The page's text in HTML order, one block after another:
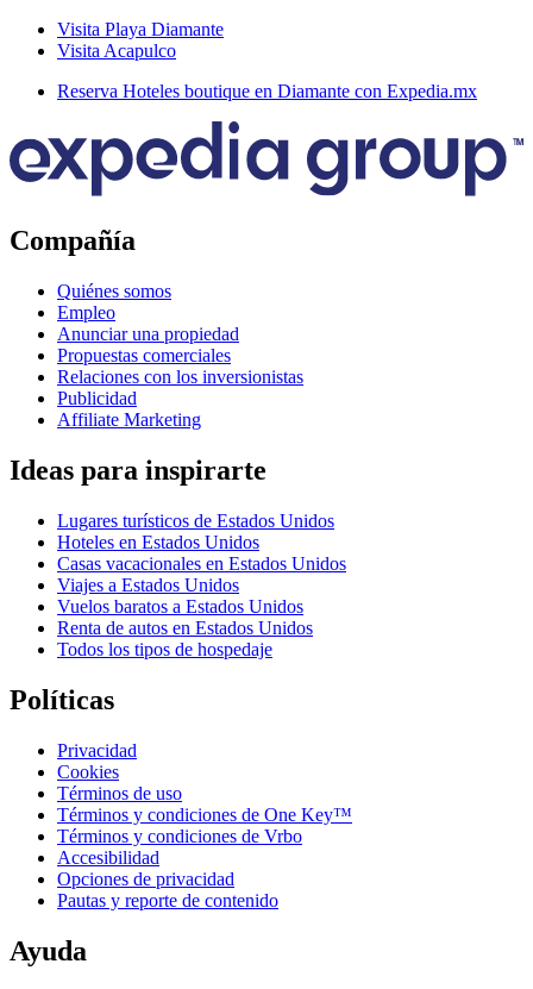
Visita Playa Diamante
Visita Acapulco
Reserva Hoteles boutique en Diamante con Expedia.mx
Compañía
Quiénes somos
Empleo
Anunciar una propiedad
Propuestas comerciales
Relaciones con los inversionistas
Publicidad
Affiliate Marketing
Ideas para inspirarte
Lugares turísticos de Estados Unidos
Hoteles en Estados Unidos
Casas vacacionales en Estados Unidos
Viajes a Estados Unidos
Vuelos baratos a Estados Unidos
Renta de autos en Estados Unidos
Todos los tipos de hospedaje
Políticas
Privacidad
Cookies
Términos de uso
Términos y condiciones de One Key™
Términos y condiciones de Vrbo
Accesibilidad
Opciones de privacidad
Pautas y reporte de contenido
Ayuda